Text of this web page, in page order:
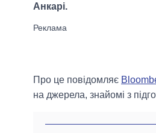
Анкарі.
Про це повідомляє
на джерела, знайомі з